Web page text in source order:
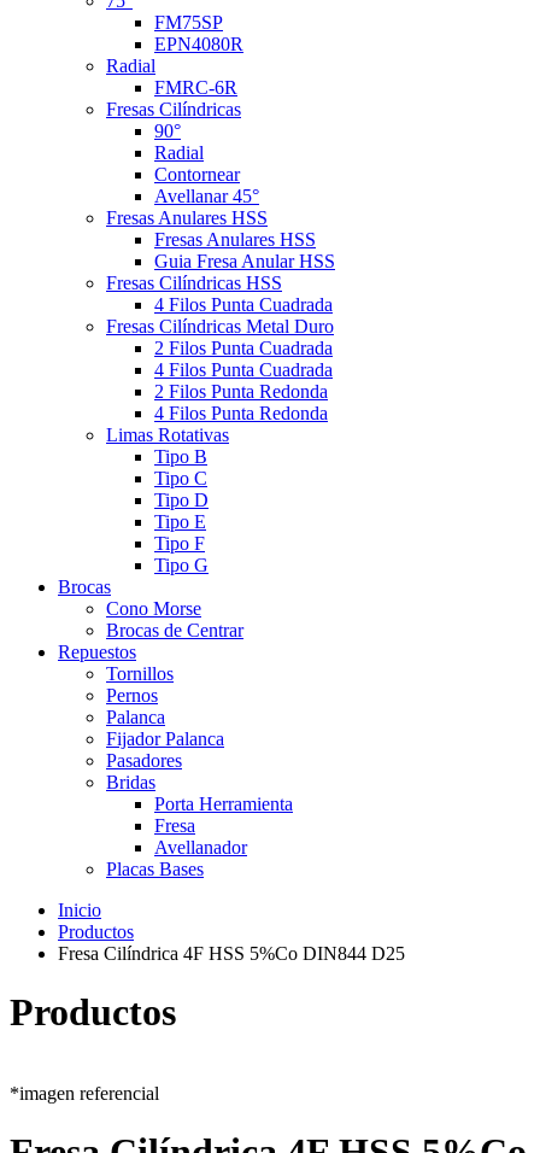
FM75SP
EPN4080R
Radial
FMRC-6R
Fresas Cilíndricas
90°
Radial
Contornear
Avellanar 45°
Fresas Anulares HSS
Fresas Anulares HSS
Guia Fresa Anular HSS
Fresas Cilíndricas HSS
4 Filos Punta Cuadrada
Fresas Cilíndricas Metal Duro
2 Filos Punta Cuadrada
4 Filos Punta Cuadrada
2 Filos Punta Redonda
4 Filos Punta Redonda
Limas Rotativas
Tipo B
Tipo C
Tipo D
Tipo E
Tipo F
Tipo G
Brocas
Cono Morse
Brocas de Centrar
Repuestos
Tornillos
Pernos
Palanca
Fijador Palanca
Pasadores
Bridas
Porta Herramienta
Fresa
Avellanador
Placas Bases
Inicio
Productos
Fresa Cilíndrica 4F HSS 5%Co DIN844 D25
Productos
*imagen referencial